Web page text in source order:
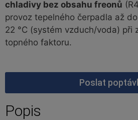
chladivy bez obsahu freonů
provoz tepelného čerpadla až
22 °C (systém vzduch/voda) při
topného faktoru.
Poslat
Popis